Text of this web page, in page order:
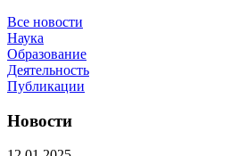
Все новости
Наука
Образование
Деятельность
Публикации
Новости